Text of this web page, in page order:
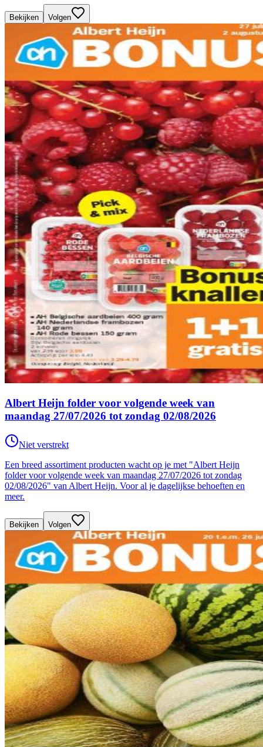
Bekijken Volgen
Albert Heijn folder voor volgende week van
maandag 27/07/2026 tot zondag 02/08/2026
Niet verstrekt
Een breed assortiment producten wacht op je met "Albert Heijn
folder voor volgende week van maandag 27/07/2026 tot zondag
02/08/2026" van Albert Heijn. Voor al je dagelijkse behoeften en
meer.
Bekijken Volgen